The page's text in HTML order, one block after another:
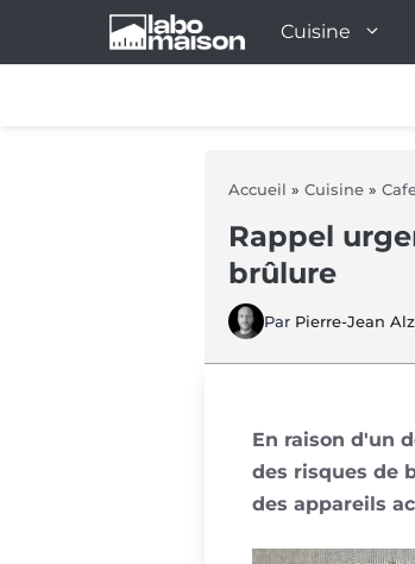
Cuisine
Accueil » Cuisine »
Rappel
brûlure
Par Pierre-Jean
En raison d'un
des risques de
des appareils